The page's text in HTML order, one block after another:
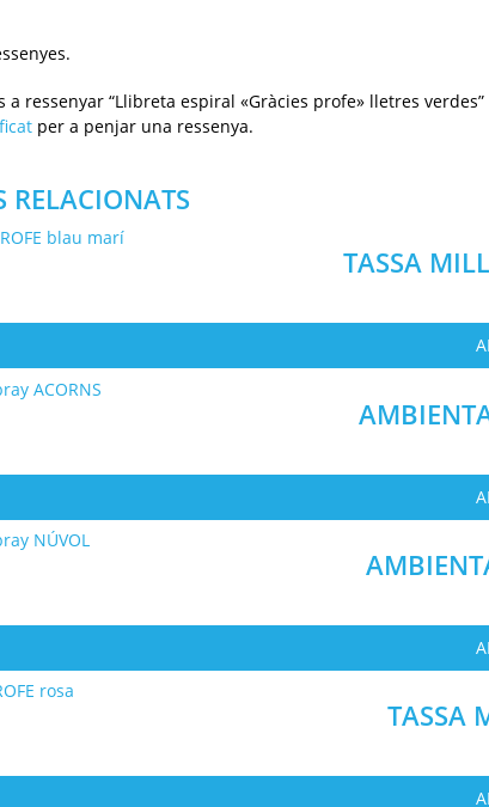
a ressenyar “Llibreta espiral «Gràcies profe» lletres verdes”
per a penjar una ressenya.
RELACIONATS
TASSA
TASSA